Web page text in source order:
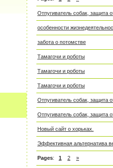
Отпугиватель собак, защита
особенности
забота о потомстве
Тамагочи и роботы
Тамагочи и роботы
Тамагочи и роботы
Отпугиватель собак, защита
Отпугиватель собак, защита
Новый сайт о хорьках.
Эффективная альтернатива
Pages: 1 2 »